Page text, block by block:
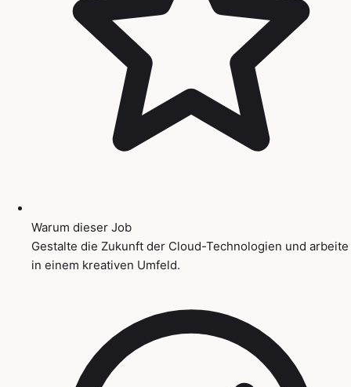
Warum dieser Job
Gestalte die Zukunft der Cloud-Technologien und arbeite
in einem kreativen Umfeld.